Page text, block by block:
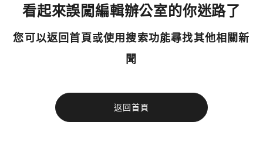
看起來誤闖編輯辦公室的你迷路了
您可以返回首頁或使用搜索功能尋找其他相關新
聞
返回首頁
今日熱門
使用以下帳號繼續
您已閒置5分鐘，請點擊關閉按鈕或空白處，即可回到加密
今日熱門